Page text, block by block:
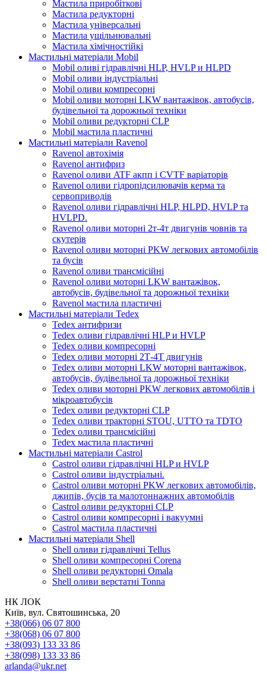
Мастила приробіткові
Мастила редукторні
Мастила універсальні
Мастила ущільнювальні
Мастила хімічностійкі
Мастильні матеріали Mobil
Mobil оливі гідравлічні HLP, HVLP и HLPD
Mobil оливи індустріальні
Mobil оливи компресорні
Mobil оливи моторні LKW вантажівок, автобусів,
будівельної та дорожньої техніки
Mobil оливи редукторні CLP
Mobil мастила пластичні
Мастильні матеріали Ravenol
Ravenol автохімія
Ravenol антифриз
Ravenol оливи ATF акпп і CVTF варіаторів
Ravenol оливи гідропідсилювачів керма та
сервоприводів
Ravenol оливи гідравлічні HLP, HLPD, HVLP та
HVLPD.
Ravenol оливи моторні 2т-4т двигунів човнів та
скутерів
Ravenol оливи моторні PKW легкових автомобілів
та бусів
Ravenol оливи трансмісійні
Ravenol оливи моторні LKW вантажівок,
автобусів, будівельної та дорожньої техніки
Ravenol мастила пластичні
Мастильні матеріали Tedex
Tedex антифризи
Tedex оливи гідравлічні HLP и HVLP
Tedex оливи компресорні
Tedex оливи моторні 2Т-4Т двигунів
Tedex оливи моторні LKW моторні вантажівок,
автобусів, будівельної та дорожньої техніки
Tedex оливи моторні PKW легкових автомобілів і
мікроавтобусів
Tedex оливи редукторні CLP
Tedex оливи тракторні STOU, UTTO та TDTO
Tedex оливи трансмісійні
Tedex мастила пластичні
Мастильні матеріали Castrol
Castrol оливи гідравлічні HLP и HVLP
Castrol оливи індустріальні.
Castrol оливи моторні PKW легкових автомобілів,
джипів, бусів та малотоннажних автомобілів
Castrol оливи редукторні CLP
Castrol оливи компресорні і вакуумні
Castrol мастила пластичні
Мастильні матеріали Shell
Shell оливи гідравлічні Tellus
Shell оливи компресорні Corena
Shell оливи редукторні Omala
Shell оливи верстатні Tonna
НК ЛОК
Київ, вул. Святошинська, 20
+38(066) 06 07 800
+38(068) 06 07 800
+38(093) 133 33 86
+38(098) 133 33 86
arlanda@ukr.net